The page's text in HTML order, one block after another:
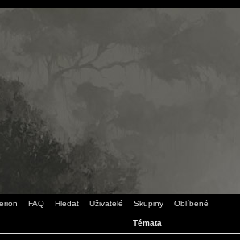
FAQ Hledat Uživatelé Skupiny Oblíbené
Témata